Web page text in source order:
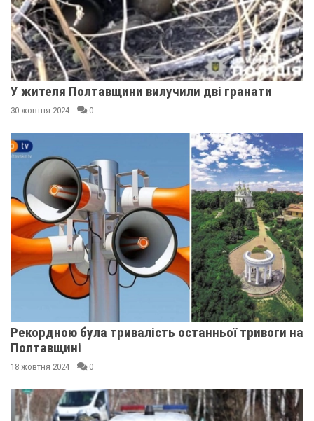
У жителя Полтавщини вилучили дві гранати
30 жовтня 2024 0
Рекордною була тривалість останньої тривоги на
Полтавщині
18 жовтня 2024 0